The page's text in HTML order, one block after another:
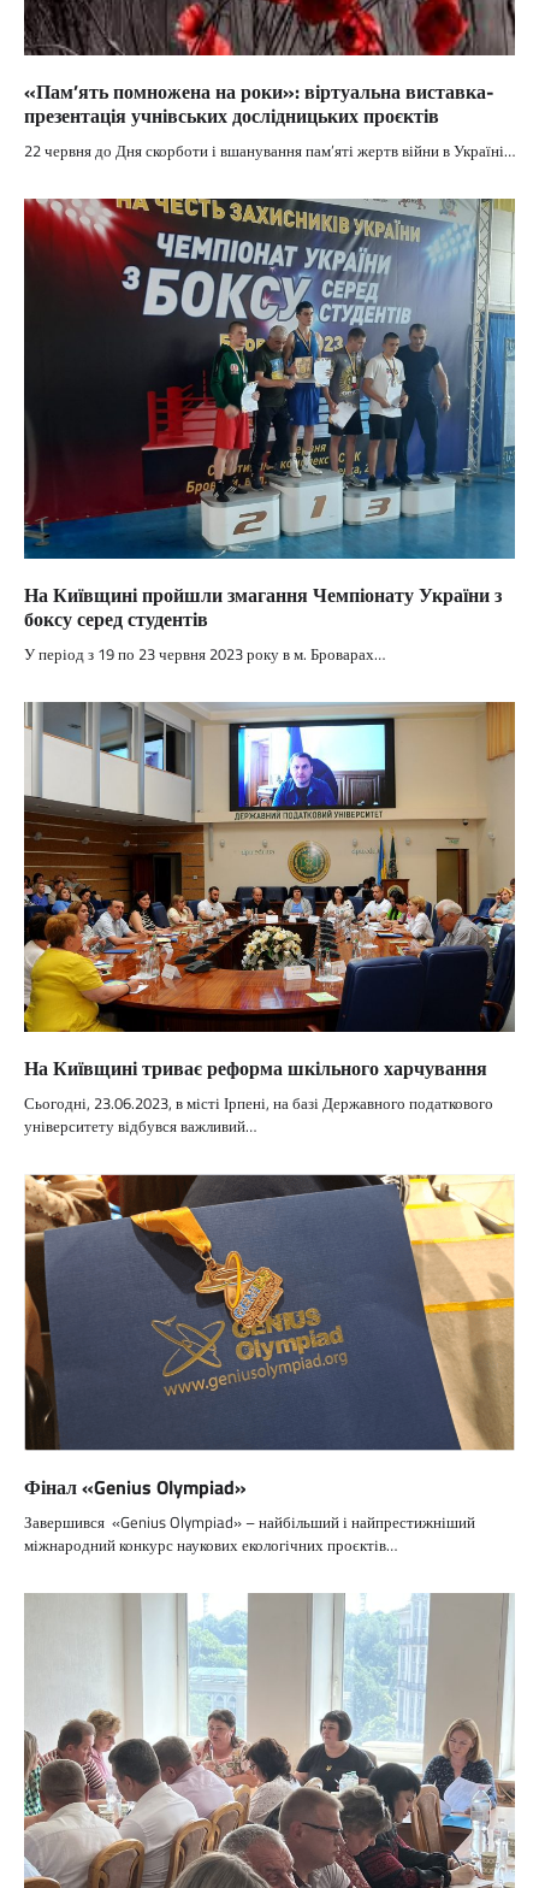
«Пам’ять помножена на роки»: віртуальна виставка-
презентація учнівських дослідницьких проєктів
22 червня до Дня скорботи і вшанування пам’яті жертв війни в Україні…
На Київщині пройшли змагання Чемпіонату України з
боксу серед студентів
У період з 19 по 23 червня 2023 року в м. Броварах…
На Київщині триває реформа шкільного харчування
Сьогодні, 23.06.2023, в місті Ірпені, на базі Державного податкового
університету відбувся важливий…
Фінал «Genius Olympiad»
Завершився «Genius Olympiad» – найбільший і найпрестижніший
міжнародний конкурс наукових екологічних проєктів…